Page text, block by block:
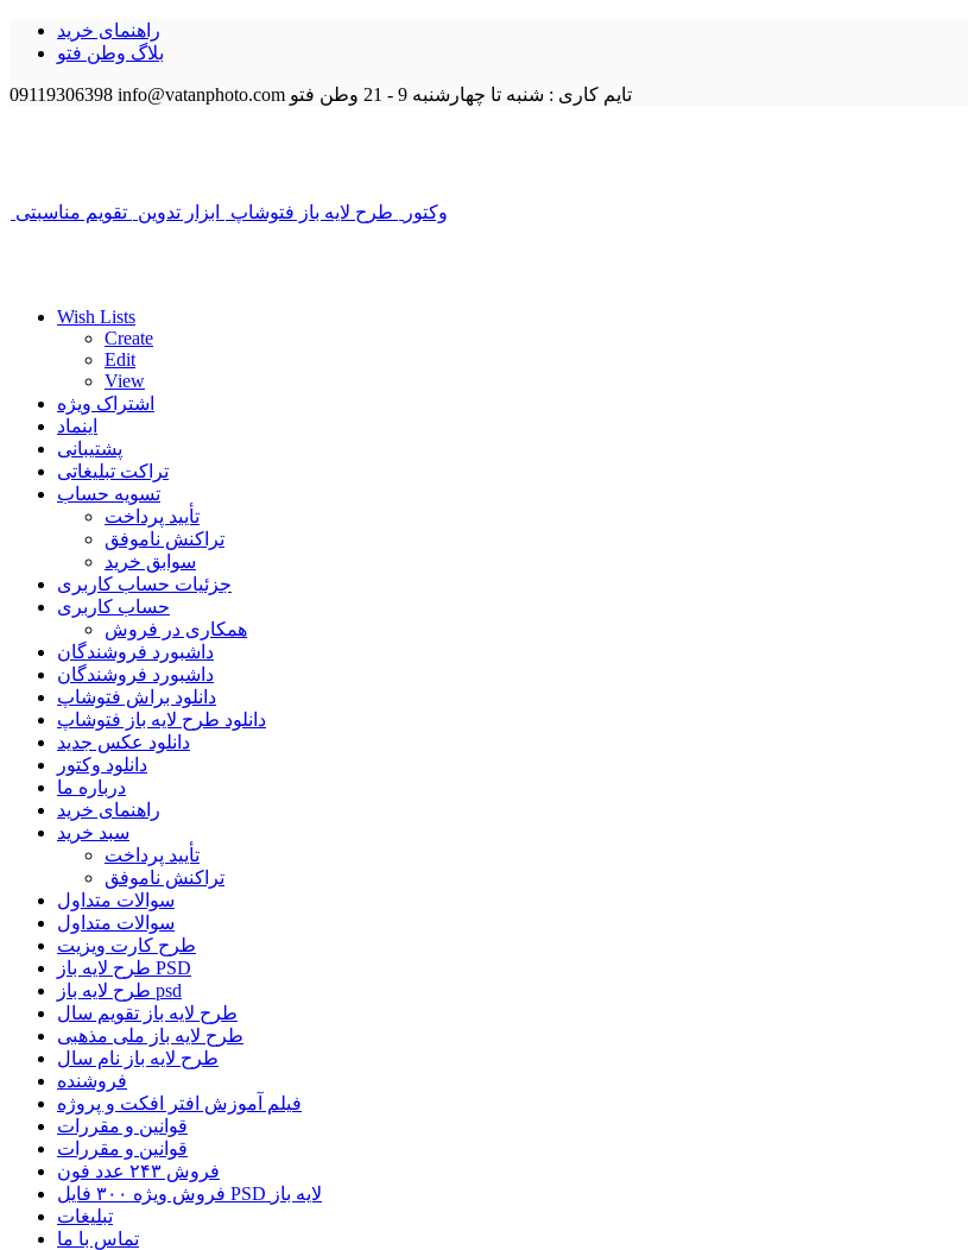
راهنمای خرید
بلاگ وطن فتو
09119306398 info@vatanphoto.com تایم کاری : شنبه تا چهارشنبه 9 - 21 وطن فتو
وکتور طرح لایه باز فتوشاپ ابزار تدوین تقویم مناسبتی
Wish Lists
Create
Edit
View
اشتراک ویژه
اینماد
پشتیبانی
تراکت تبلیغاتی
تسویه حساب
تأیید پرداخت
تراکنش ناموفق
سوابق خرید
جزئیات حساب کاربری
حساب کاربری
همکاری در فروش
داشبورد فروشندگان
داشبورد فروشندگان
دانلود براش فتوشاپ
دانلود طرح لایه باز فتوشاپ
دانلود عکس جدید
دانلود وکتور
درباره ما
راهنمای خرید
سبد خرید
تأیید پرداخت
تراکنش ناموفق
سوالات متداول
سوالات متداول
طرح کارت ویزیت
طرح لایه باز PSD
طرح لایه باز psd
طرح لایه باز تقویم سال
طرح لایه باز ملی مذهبی
طرح لایه باز نام سال
فروشنده
فیلم آموزش افتر افکت و پروژه
قوانین و مقررات
قوانین و مقررات
فروش ۲۴۳ عدد فون
فروش ویژه ۳۰۰ فایل PSD لایه باز
تبلیغات
تماس با ما